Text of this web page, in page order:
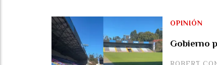
Gobierno
OPINIÓN